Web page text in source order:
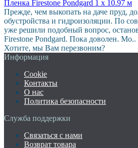
Пленка Firestone Pondgard 1 х 10.97 м
Прежде, чем выкопать на даче пруд,
обустройства и гидроизоляции. По
уже решили подобный вопрос,
Firestone Pondgard. Пока доволен. Мо..
Хотите, мы Вам перезвоним?
Информация
Cookie
Контакты
О нас
Политика безопасности
Служба поддержки
Связаться с нами
Возврат товара